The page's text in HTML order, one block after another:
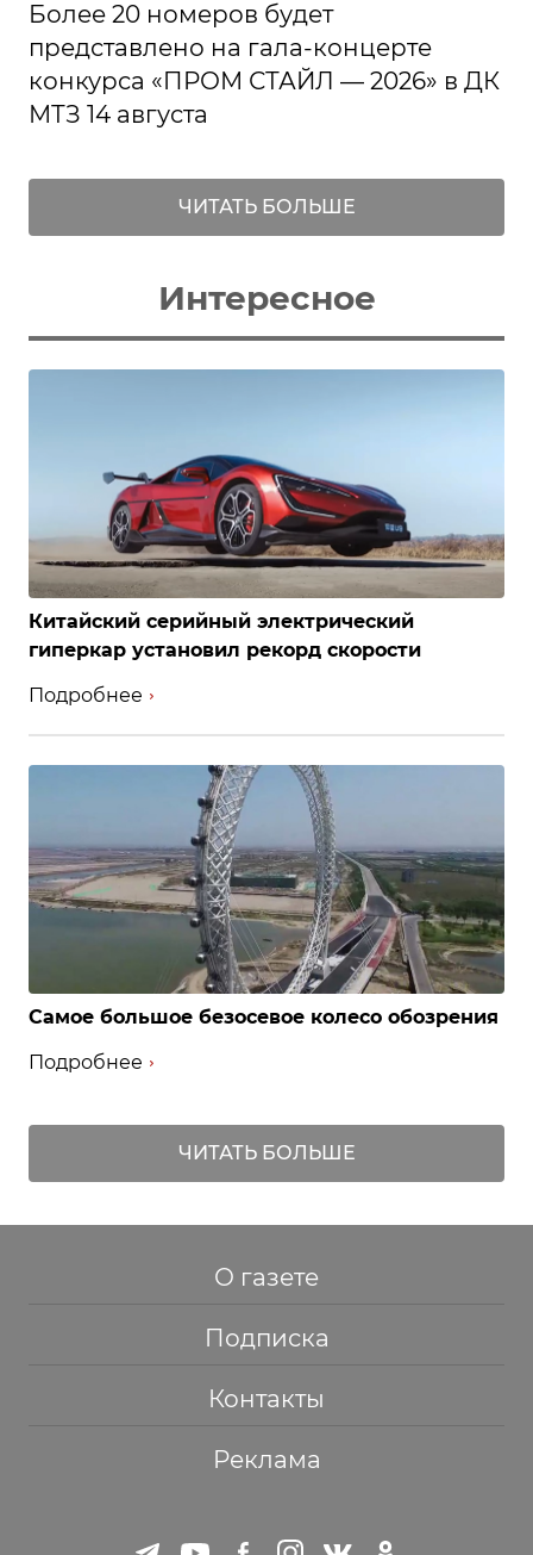
Более 20 номеров будет
представлено на гала-концерте
конкурса «ПРОМ СТАЙЛ — 2026» в ДК
МТЗ 14 августа
ЧИТАТЬ БОЛЬШЕ
Интересное
Китайский серийный электрический
гиперкар установил рекорд скорости
Подробнее
Самое большое безосевое колесо обозрения
Подробнее
ЧИТАТЬ БОЛЬШЕ
О газете
Подписка
Контакты
Реклама